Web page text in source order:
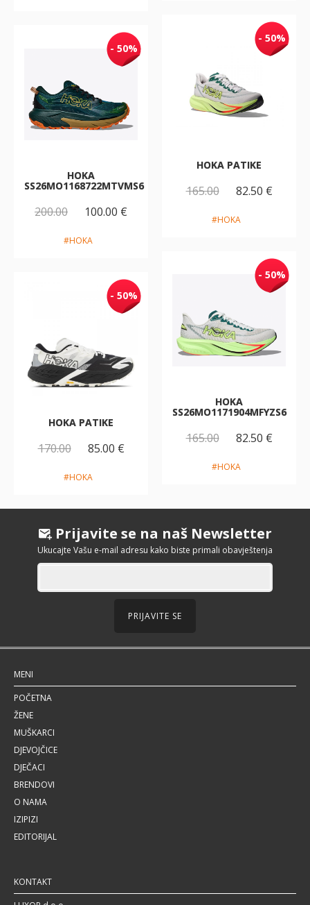
- 50%
HOKA PATIKE
165.00 82.50 €
#HOKA
- 50%
HOKA
SS26MO1168722MTVMS6
200.00 100.00 €
#HOKA
- 50%
HOKA
SS26MO1171904MFYZS6
165.00 82.50 €
#HOKA
- 50%
HOKA PATIKE
170.00 85.00 €
#HOKA
Prijavite se na naš Newsletter
Ukucajte Vašu e-mail adresu kako biste primali obavještenja
PRIJAVITE SE
MENI
POČETNA
ŽENE
MUŠKARCI
DJEVOJČICE
DJEČACI
BRENDOVI
O NAMA
IZIPIZI
EDITORIJAL
KONTAKT